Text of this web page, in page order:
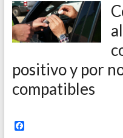
positivo y por
compatibles
F